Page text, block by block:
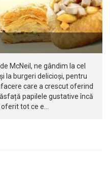
McNeil, ne gândim la cel
la burgeri delicioși, pentru
care a crescut oferind
papilele gustative încă
tot ce e…